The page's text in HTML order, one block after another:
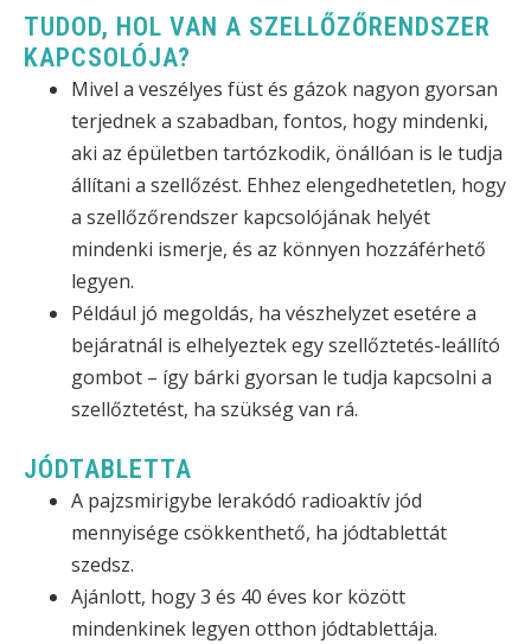
TUDOD, HOL VAN A SZELLŐZŐRENDSZER
KAPCSOLÓJA?
Mivel a veszélyes füst és gázok nagyon gyorsan
terjednek a szabadban, fontos, hogy mindenki,
aki az épületben tartózkodik, önállóan is le tudja
állítani a szellőzést. Ehhez elengedhetetlen, hogy
a szellőzőrendszer kapcsolójának helyét
mindenki ismerje, és az könnyen hozzáférhető
legyen.
Például jó megoldás, ha vészhelyzet esetére a
bejáratnál is elhelyeztek egy szellőztetés-leállító
gombot – így bárki gyorsan le tudja kapcsolni a
szellőztetést, ha szükség van rá.
JÓDTABLETTA
A pajzsmirigybe lerakódó radioaktív jód
mennyisége csökkenthető, ha jódtablettát
szedsz.
Ajánlott, hogy 3 és 40 éves kor között
mindenkinek legyen otthon jódtablettája.